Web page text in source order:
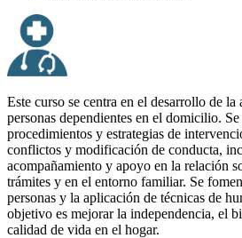
Este curso se centra en el desarrollo de
personas dependientes en el domicilio.
procedimientos y estrategias de
conflictos y modificación de conducta,
acompañamiento y apoyo en la relación
trámites y en el entorno familiar. Se
personas y la aplicación de técnicas de
objetivo es mejorar la independencia, el
calidad de vida en el hogar.